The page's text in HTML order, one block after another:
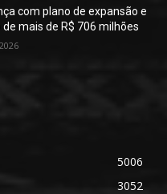
com plano de expansão e
mais de R$ 706 milhões
5006
3052